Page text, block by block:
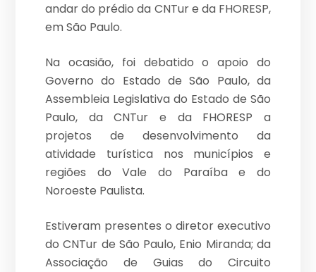
andar do prédio da CNTur e da FHORESP,
em São Paulo.
Na ocasião, foi debatido o apoio do
Governo do Estado de São Paulo, da
Assembleia Legislativa do Estado de São
Paulo, da CNTur e da FHORESP a
projetos de desenvolvimento da
atividade turística nos municípios e
regiões do Vale do Paraíba e do
Noroeste Paulista.
Estiveram presentes o diretor executivo
do CNTur de São Paulo, Enio Miranda; da
Associação de Guias do Circuito